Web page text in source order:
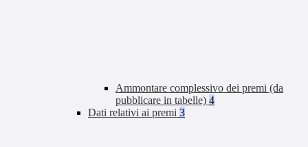
Ammontare complessivo dei premi (da
pubblicare in tabelle) 4
Dati relativi ai premi 3